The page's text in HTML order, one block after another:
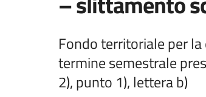
Fondo territoriale per
termine semestrale
2), punto 1), lettera b)